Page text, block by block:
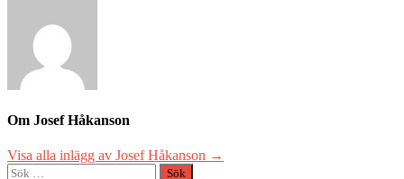
Om Josef Håkanson
Visa alla inlägg av Josef Håkanson →
Sök